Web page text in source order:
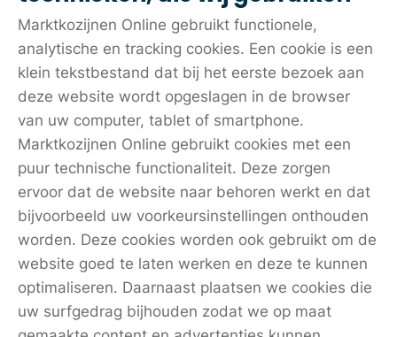
Marktkozijnen Online gebruikt functionele,
analytische en tracking cookies. Een cookie is een
klein tekstbestand dat bij het eerste bezoek aan
deze website wordt opgeslagen in de browser
van uw computer, tablet of smartphone.
Marktkozijnen Online gebruikt cookies met een
puur technische functionaliteit. Deze zorgen
ervoor dat de website naar behoren werkt en dat
bijvoorbeeld uw voorkeursinstellingen onthouden
worden. Deze cookies worden ook gebruikt om de
website goed te laten werken en deze te kunnen
optimaliseren. Daarnaast plaatsen we cookies die
uw surfgedrag bijhouden zodat we op maat